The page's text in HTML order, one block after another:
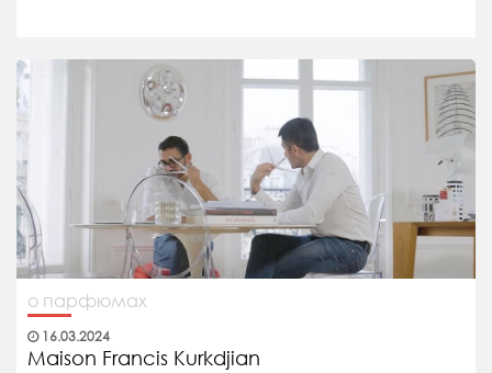
о парфюмах
16.03.2024
Maison Francis Kurkdjian